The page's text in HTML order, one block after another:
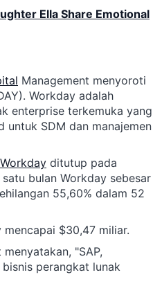
Ella Share Emotional
Management menyoroti
Workday adalah
enterprise terkemuka yang
untuk SDM dan manajemen
Workday ditutup pada
bulan Workday sebesar
55,60% dalam 52
$30,47 miliar.
"SAP,
perangkat lunak